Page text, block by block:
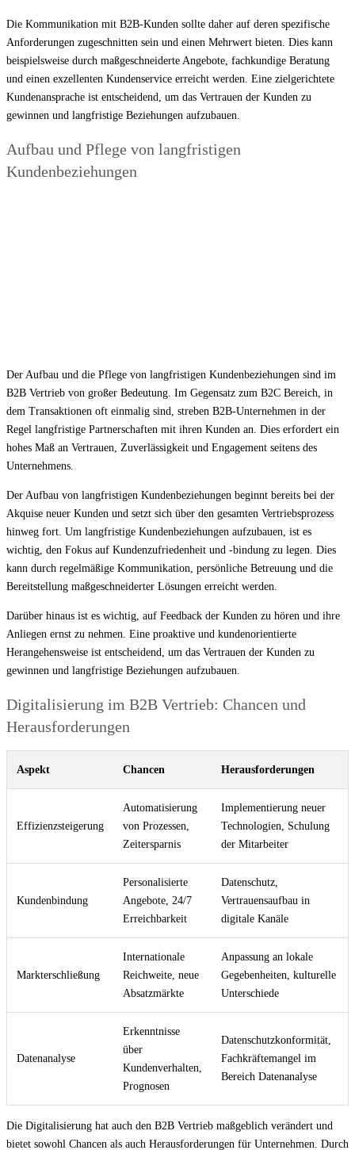
Die Kommunikation mit B2B-Kunden sollte daher auf deren spezifische
Anforderungen zugeschnitten sein und einen Mehrwert bieten. Dies kann
beispielsweise durch maßgeschneiderte Angebote, fachkundige Beratung
und einen exzellenten Kundenservice erreicht werden. Eine zielgerichtete
Kundenansprache ist entscheidend, um das Vertrauen der Kunden zu
gewinnen und langfristige Beziehungen aufzubauen.
Aufbau und Pflege von langfristigen
Kundenbeziehungen
Der Aufbau und die Pflege von langfristigen Kundenbeziehungen sind im
B2B Vertrieb von großer Bedeutung. Im Gegensatz zum B2C Bereich, in
dem Transaktionen oft einmalig sind, streben B2B-Unternehmen in der
Regel langfristige Partnerschaften mit ihren Kunden an. Dies erfordert ein
hohes Maß an Vertrauen, Zuverlässigkeit und Engagement seitens des
Unternehmens.
Der Aufbau von langfristigen Kundenbeziehungen beginnt bereits bei der
Akquise neuer Kunden und setzt sich über den gesamten Vertriebsprozess
hinweg fort. Um langfristige Kundenbeziehungen aufzubauen, ist es
wichtig, den Fokus auf Kundenzufriedenheit und -bindung zu legen. Dies
kann durch regelmäßige Kommunikation, persönliche Betreuung und die
Bereitstellung maßgeschneiderter Lösungen erreicht werden.
Darüber hinaus ist es wichtig, auf Feedback der Kunden zu hören und ihre
Anliegen ernst zu nehmen. Eine proaktive und kundenorientierte
Herangehensweise ist entscheidend, um das Vertrauen der Kunden zu
gewinnen und langfristige Beziehungen aufzubauen.
Digitalisierung im B2B Vertrieb: Chancen und
Herausforderungen
Aspekt Chancen Herausforderungen
Effizienzsteigerung
Automatisierung
von Prozessen,
Zeitersparnis
Implementierung neuer
Technologien, Schulung
der Mitarbeiter
Kundenbindung
Personalisierte
Angebote, 24/7
Erreichbarkeit
Datenschutz,
Vertrauensaufbau in
digitale Kanäle
Markterschließung
Internationale
Reichweite, neue
Absatzmärkte
Anpassung an lokale
Gegebenheiten, kulturelle
Unterschiede
Datenanalyse
Erkenntnisse
über
Kundenverhalten,
Prognosen
Datenschutzkonformität,
Fachkräftemangel im
Bereich Datenanalyse
Die Digitalisierung hat auch den B2B Vertrieb maßgeblich verändert und
bietet sowohl Chancen als auch Herausforderungen für Unternehmen. Durch